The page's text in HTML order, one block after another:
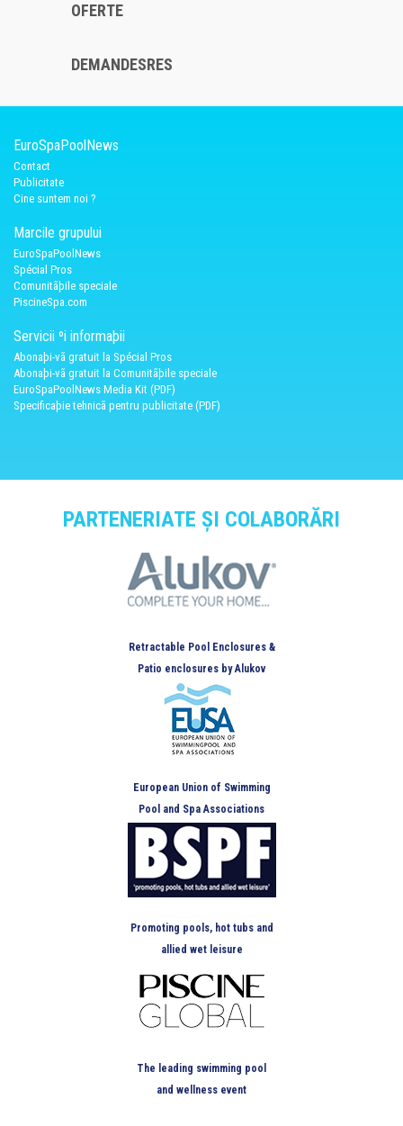
OFERTE
DEMANDESRES
EuroSpaPoolNews
Contact
Publicitate
Cine suntem noi ?
Marcile grupului
EuroSpaPoolNews
Spécial Pros
Comunitãþile speciale
PiscineSpa.com
Servicii ºi informaþii
Abonaþi-vã gratuit la Spécial Pros
Abonaþi-vã gratuit la Comunitãþile speciale
EuroSpaPoolNews Media Kit (PDF)
Specificaþie tehnicã pentru publicitate (PDF)
PARTENERIATE ȘI COLABORĂRI
Retractable Pool Enclosures &
Patio enclosures by Alukov
European Union of Swimming
Pool and Spa Associations
Promoting pools, hot tubs and
allied wet leisure
The leading swimming pool
and wellness event